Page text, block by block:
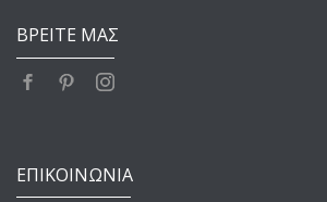
ΒΡΕΙΤΕ ΜΑΣ
ΕΠΙΚΟΙΝΩΝΙΑ